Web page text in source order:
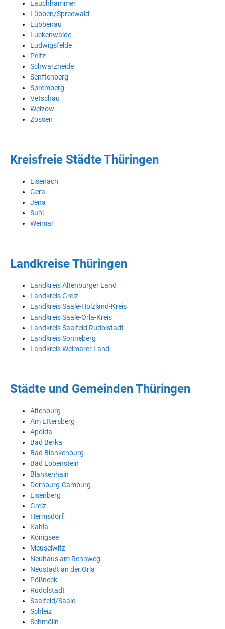
Lauchhammer
Lübben/Spreewald
Lübbenau
Luckenwalde
Ludwigsfelde
Peitz
Schwarzheide
Senftenberg
Spremberg
Vetschau
Welzow
Zossen
Kreisfreie Städte Thüringen
Eisenach
Gera
Jena
Suhl
Weimar
Landkreise Thüringen
Landkreis Altenburger Land
Landkreis Greiz
Landkreis Saale-Holzland-Kreis
Landkreis Saale-Orla-Kreis
Landkreis Saalfeld Rudolstadt
Landkreis Sonneberg
Landkreis Weimarer Land
Städte und Gemeinden Thüringen
Altenburg
Am Ettersberg
Apolda
Bad Berka
Bad Blankenburg
Bad Lobenstein
Blankenhain
Dornburg-Camburg
Eisenberg
Greiz
Hermsdorf
Kahla
Königsee
Meuselwitz
Neuhaus am Rennweg
Neustadt an der Orla
Pößneck
Rudolstadt
Saalfeld/Saale
Schleiz
Schmölln